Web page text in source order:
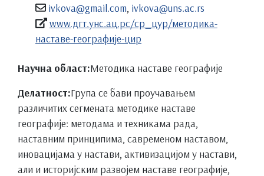
ivkova@gmail.com ivkova@uns.ac.rs
www.дгт.унс.ац.рс/ср_цyр/методика-
наставе-географије-цир
Научна област:Методика наставе географије
Делатност:Група се бави проучавањем
различитих сегмената методике наставе
географије: методама и техникама рада,
наставним принципима, савременом наставом,
иновацијама у настави, активизацијом у настави,
али и историјским развојем наставе географије,